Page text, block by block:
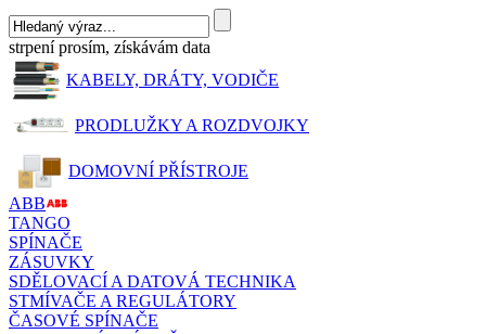
strpení prosím, získávám data
KABELY, DRÁTY, VODIČE
PRODLUŽKY A ROZDVOJKY
DOMOVNÍ PŘÍSTROJE
ABB
TANGO
SPÍNAČE
ZÁSUVKY
SDĚLOVACÍ A DATOVÁ TECHNIKA
STMÍVAČE A REGULÁTORY
ČASOVÉ SPÍNAČE